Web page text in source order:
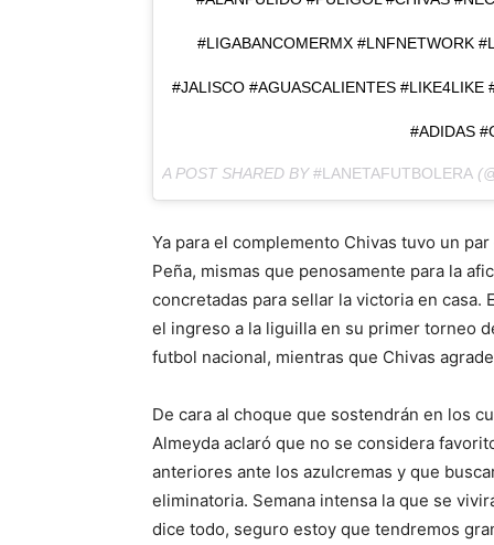
#LIGABANCOMERMX #LNFNETWORK
#JALISCO #AGUASCALIENTES
#ADIDAS
A POST SHARED BY#LANETAFUTBOLERA
Ya para el complemento Chivas tuvo un
Peña, mismas que penosamente para la
concretadas para sellar la victoria en
el ingreso a la liguilla en su primer torneo
futbol nacional, mientras que Chivas
De cara al choque que sostendrán en los
Almeyda aclaró que no se considera
anteriores ante los azulcremas y que
eliminatoria. Semana intensa la que se
dice todo, seguro estoy que tendremos